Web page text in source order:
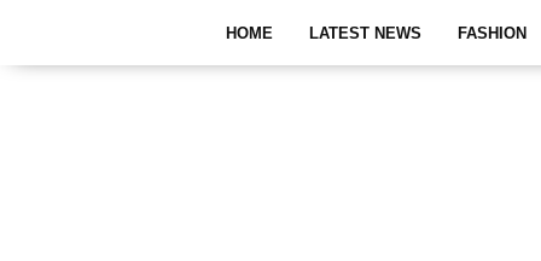
HOME LATEST NEWS FASHION